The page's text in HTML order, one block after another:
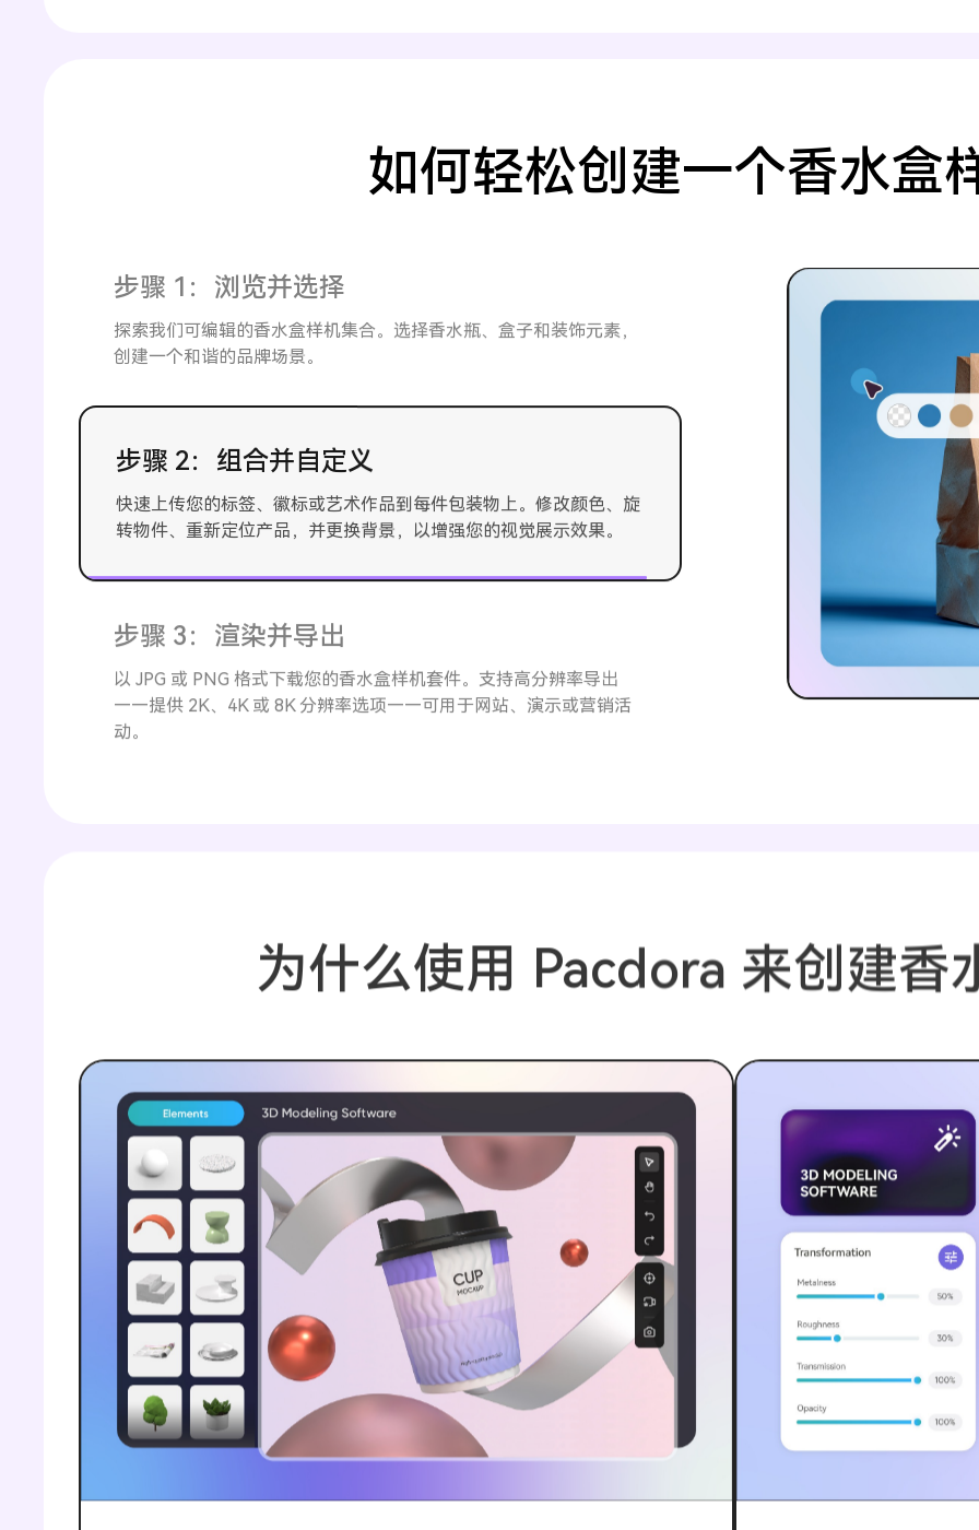
如何轻松创建一个香水盒
步骤 1：浏览并选择
探索我们可编辑的香水盒样机集合。选择香水瓶、盒子和装饰元素，
创建一个和谐的品牌场景。
快速上传您的标签、徽标或艺术作品到每件包装物上。修改颜色、旋
转物件、重新定位产品，并更换背景，以增强您的视觉展示效果。
以 JPG 或 PNG 格式下载您的香水盒样机套件。支持高分辨率导出
——提供 2K、4K 或 8K 分辨率选项——可用于网站、演示或营销活
为什么使用 Pacdora 来创建香